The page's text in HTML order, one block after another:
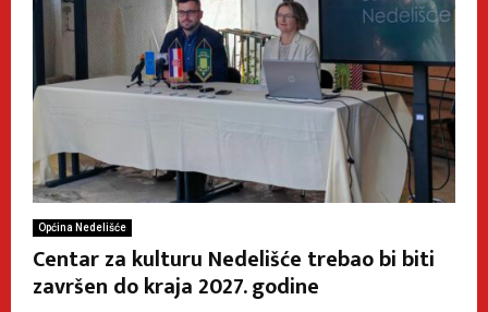
Općina Nedelišće
Centar za kulturu Nedelišće trebao bi biti
završen do kraja 2027. godine